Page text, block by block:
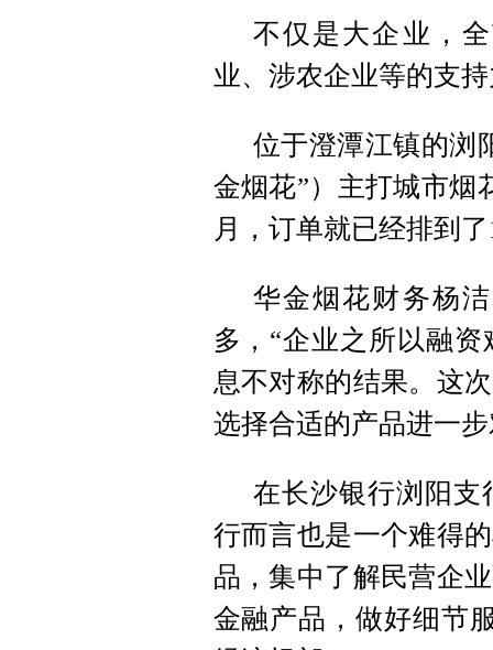
不仅是大企业，
业、涉农企业等的支
位于澄潭江镇的浏
金烟花”）主打城市烟
月，订单就已经排到
华金烟花财务杨
多，“企业之所以融
息不对称的结果。这
选择合适的产品进一
在长沙银行浏阳支
行而言也是一个难得
品，集中了解民营企
金融产品，做好细节